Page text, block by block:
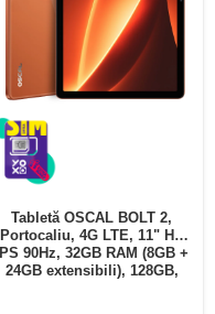
Tabletă OSCAL BOLT 2,
Portocaliu, 4G LTE, 11" HD
IPS 90Hz, 32GB RAM (8GB +
24GB extensibili), 128GB,